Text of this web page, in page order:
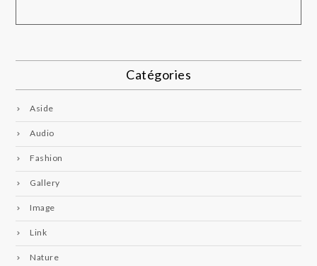
Catégories
Aside
Audio
Fashion
Gallery
Image
Link
Nature